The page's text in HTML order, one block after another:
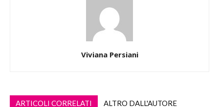
Viviana Persiani
ARTICOLI CORRELATI ALTRO DALL'AUTORE